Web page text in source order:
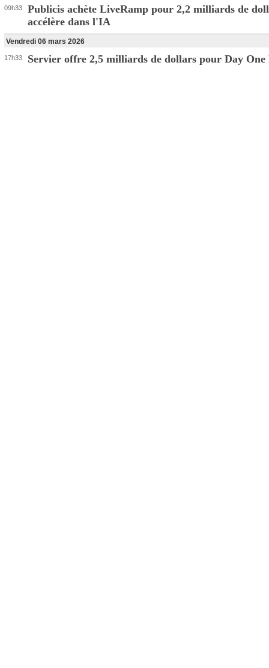
09h33
Publicis achète LiveRamp pour 2,2 milliards de
accélère dans l'IA
Vendredi 06 mars 2026
17h33 Servier offre 2,5 milliards de dollars pour Day